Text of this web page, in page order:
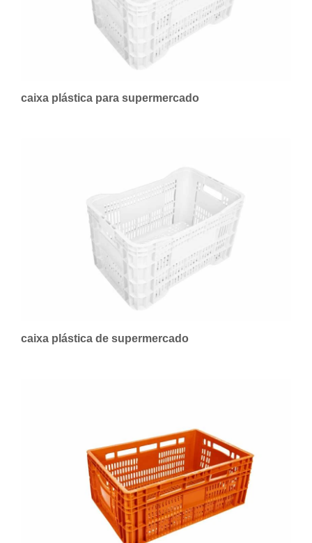
caixa plástica para supermercado
caixa plástica de supermercado